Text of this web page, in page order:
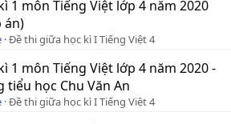
1 môn Tiếng Việt lớp 4 năm 2020
án)
Đề thi giữa học kì I Tiếng Việt 4
1 môn Tiếng Việt lớp 4 năm 2020 -
tiểu học Chu Văn An
Đề thi giữa học kì I Tiếng Việt 4